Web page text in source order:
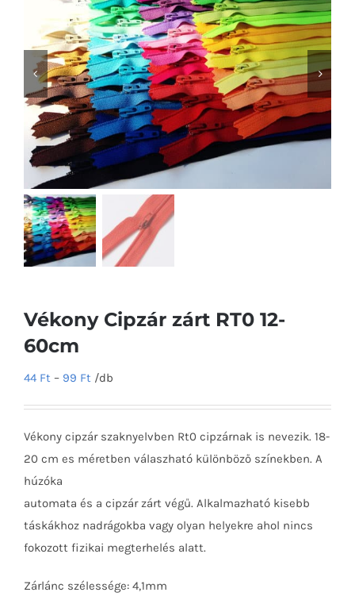
Vékony Cipzár zárt RT0 12-
60cm
44 Ft – 99 Ft /db
Vékony cipzár szaknyelvben Rt0 cipzárnak is nevezik. 18-
20 cm es méretben válaszható különböző színekben. A
húzóka
automata és a cipzár zárt végű. Alkalmazható kisebb
táskákhoz nadrágokba vagy olyan helyekre ahol nincs
fokozott fizikai megterhelés alatt.
Zárlánc szélessége: 4,1mm